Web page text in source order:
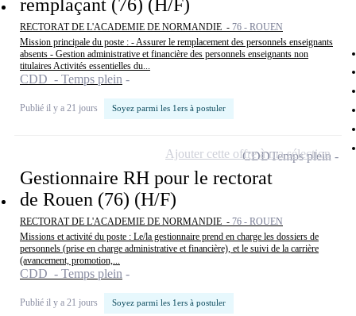
remplaçant (76) (H/F)
RECTORAT DE L'ACADEMIE DE NORMANDIE - 76 - ROUEN
Mission principale du poste : - Assurer le remplacement des personnels enseignants
absents - Gestion administrative et financière des personnels enseignants non
titulaires Activités essentielles du...
CDD - Temps plein
Publié il y a 21 jours Soyez parmi les 1ers à postuler
Gestionnaire RH pour le rectorat
de Rouen (76) (H/F)
RECTORAT DE L'ACADEMIE DE NORMANDIE - 76 - ROUEN
Missions et activité du poste : Le/la gestionnaire prend en charge les dossiers de
personnels (prise en charge administrative et financière), et le suivi de la carrière
(avancement, promotion,...
CDD - Temps plein
Publié il y a 21 jours Soyez parmi les 1ers à postuler
CDDTemps plein
Ajouter cette offre à ma sélection